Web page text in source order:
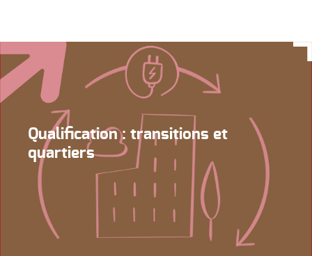
Qualification : transitions et
quartiers